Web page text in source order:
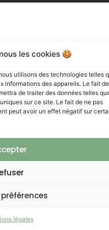
les cookies 🍪
utilisons des technologies telles
informations des appareils. Le fait de
de traiter des données telles
sur ce site. Le fait de ne pas
peut avoir un effet négatif sur
légales